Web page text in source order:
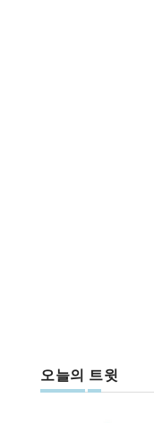
오늘의 트윗